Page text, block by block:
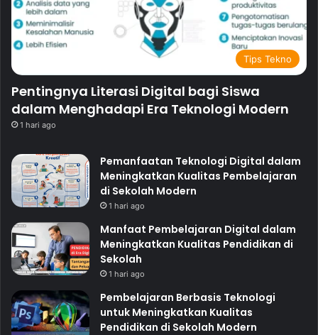
Tips Tekno
Pentingnya Literasi Digital bagi Siswa
dalam Menghadapi Era Teknologi Modern
1 hari ago
Pemanfaatan Teknologi Digital dalam
Meningkatkan Kualitas Pembelajaran
di Sekolah Modern
1 hari ago
Manfaat Pembelajaran Digital dalam
Meningkatkan Kualitas Pendidikan di
Sekolah
1 hari ago
Pembelajaran Berbasis Teknologi
untuk Meningkatkan Kualitas
Pendidikan di Sekolah Modern